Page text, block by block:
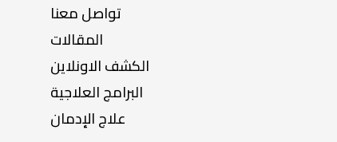
تواصل معنا
المقالات
الكشف الاونلاين
البرامج العلاجية
علاج الإدمان